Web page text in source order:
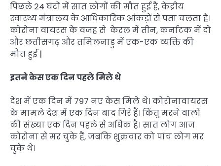
पिछले 24 घंटों में सात लोगों की मौत हुई है, केंद्रीय
स्वास्थ्य मंत्रालय के आधिकारिक आंकड़ों से पता चलता है।
कोरोना वायरस के वजह से केरल में तीन, कर्नाटक में दो
और छत्तीसगढ़ और तमिलनाडु में एक-एक व्यक्ति की
मौत हुई |
इतने केस एक दिन पहले मिले थे
देश में एक दिन में 797 नए केस मिले थे। कोरोनावायरस
के मामले देश में एक दिन बाद गिरे हैं। किंतु मरने वालों
की संख्या एक दिन पहले से अधिक है। सात लोग आज
कोरोना से मर चुके हैं, जबकि शुक्रवार को पांच लोग मर
चुके थे।